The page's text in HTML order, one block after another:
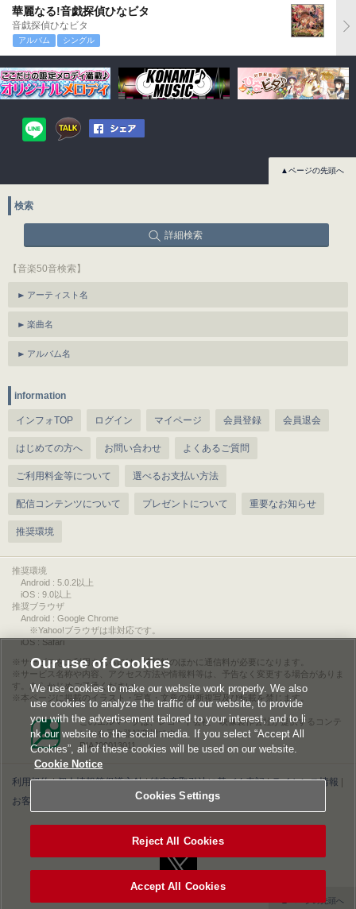
華麗なる!音戯探偵ひなビタ
音戯探偵ひなビタ
アルバム シングル
▲ページの先頭へ
検索
詳細検索
【音楽50音検索】
アーティスト名
楽曲名
アルバム名
information
インフォTOP ログイン マイページ 会員登録 会員退会
はじめての方へ お問い合わせ よくあるご質問
ご利用料金等について 選べるお支払い方法
配信コンテンツについて プレゼントについて 重要なお知らせ
推奨環境
推奨環境
Android : 5.0.2以上
iOS : 9.0以上
推奨ブラウザ
Android : Google Chrome
※Yahoo!ブラウザは非対応です。
iOS : Safari
サービスをご利用されるには、情報料のほかに通信料が必要になります。
サービス名称や内容、アクセス方法や情報料等は、予告なく変更する場合がありま
す。あらかじめご了承ください。
本ページに掲載のイラスト・写真・文章の無断複写及び転載を禁じます。
このエルマークは、レコード会社・映像製作会社が提供するコンテ
ンツを示す登録商標です。
RIAJ00013011
利用規約|個人情報等保護方針|特定商取引法に基づく表記|ライセンス情報
お客様情報の外部送信について|Cookies Settings
▲ページの先頭へ
Our use of Cookies
We use cookies to make our website work properly. We also
use cookies to analyze the traffic of our website, to provide
you with the advertisement tailored to your interest, and to li
nk our website to the social media. If you select “Accept All
Cookies”, all of these cookies will be used on our website.
Cookie Notice
Cookies Settings
Reject All Cookies
Accept All Cookies